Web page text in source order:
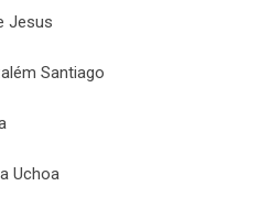
Jesus
Santiago
Uchoa